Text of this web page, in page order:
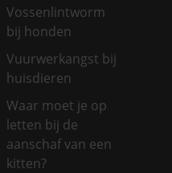
Vossenlintworm
bij honden
Vuurwerkangst bij
huisdieren
Waar moet je op
letten bij de
aanschaf van een
kitten?